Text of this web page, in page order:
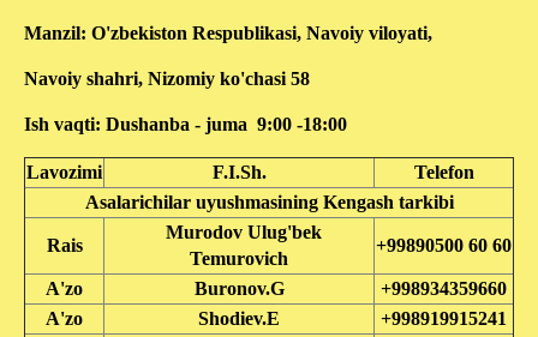
Manzil: O'zbekiston Respublikasi, Navoiy viloyati,
Navoiy shahri, Nizomiy ko'chasi 58
Ish vaqti: Dushanba - juma 9:00 -18:00
Lavozimi F.I.Sh.
Telefon
Asalarichilar uyushmasining Kengash tarkibi
Rais
Murodov Ulug'bek
Temurovich
+99890500 60 60
A'zo Buronov.G
+998934359660
A'zo
Shodiev.E
+998919915241